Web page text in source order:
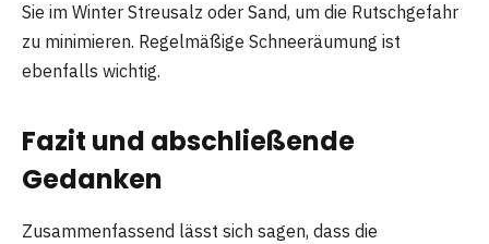
Sie im Winter Streusalz oder Sand, um die Rutschgefahr
zu minimieren. Regelmäßige Schneeräumung ist
ebenfalls wichtig.
Fazit und abschließende
Gedanken
Zusammenfassend lässt sich sagen, dass die